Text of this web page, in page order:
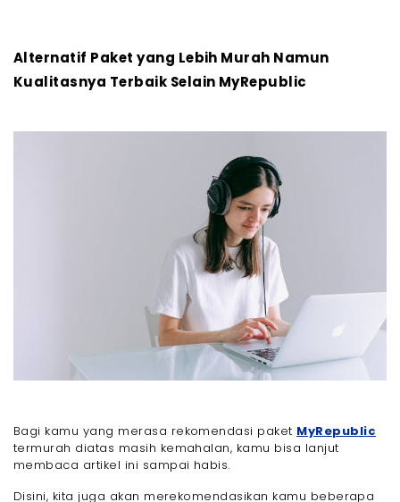
Alternatif Paket yang Lebih Murah Namun
Kualitasnya Terbaik Selain MyRepublic
Bagi kamu yang merasa rekomendasi paket MyRepublic
termurah diatas masih kemahalan, kamu bisa lanjut
membaca artikel ini sampai habis.
Disini, kita juga akan merekomendasikan kamu beberapa